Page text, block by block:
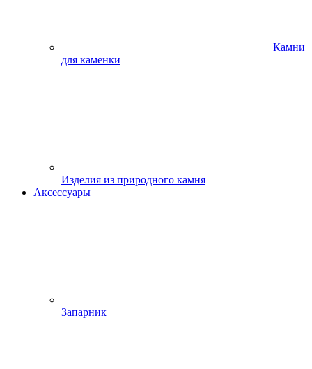
Камни
для каменки
Изделия из природного камня
Аксессуары
Запарник